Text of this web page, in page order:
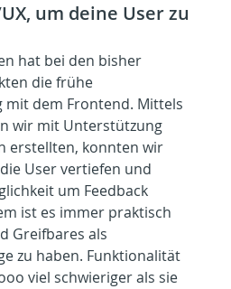
um deine User zu
hat bei den bisher
die frühe
mit dem Frontend. Mittels
wir mit Unterstützung
erstellten, konnten wir
User vertiefen und
um Feedback
ist es immer praktisch
Greifbares als
zu haben. Funktionalität
viel schwieriger als sie